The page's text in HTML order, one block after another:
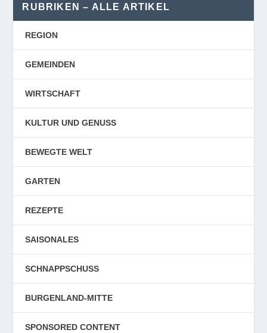
RUBRIKEN – ALLE ARTIKEL
REGION
GEMEINDEN
WIRTSCHAFT
KULTUR UND GENUSS
BEWEGTE WELT
GARTEN
REZEPTE
SAISONALES
SCHNAPPSCHUSS
BURGENLAND-MITTE
SPONSORED CONTENT